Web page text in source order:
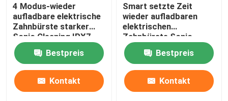
4 Modus-wieder
aufladbare elektrische
Zahnbürste starker
Sonic Cleaning IPX7
wasserdicht
Bestpreis
Kontakt
Smart setzte Zeit
wieder aufladbaren
elektrischen
Zahnbürste Sonic
Wireless Charging
Waterproofs fest
Bestpreis
Kontakt